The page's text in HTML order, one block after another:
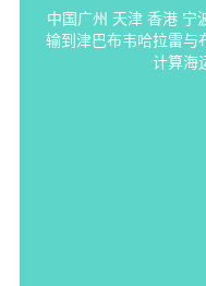
中国广州 天津 香港 宁
输到津巴布韦哈拉雷与
计算海